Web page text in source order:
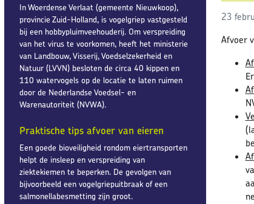
In Woerdense Verlaat (gemeente Nieuwkoop),
provincie Zuid-Holland, is vogelgriep vastgesteld
bij een hobbypluimveehouderij. Om verspreiding
van het virus te voorkomen, heeft het ministerie
van Landbouw, Visserij, Voedselzekerheid en
Natuur (LVVN) besloten de circa 40 kippen en
110 watervogels op de locatie te laten ruimen
door de Nederlandse Voedsel- en
Warenautoriteit (NVWA).
Praktische tips afvoer van eieren
Een goede bioveiligheid rondom eiertransporten
helpt de insleep en verspreiding van
ziektekiemen te beperken. De gevolgen van
bijvoorbeeld een vogelgriepuitbraak of een
salmonellabesmetting zijn groot.
23
Afvoer